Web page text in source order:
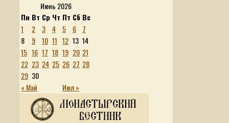
Июнь 2026
Пн Вт Ср Чт Пт Сб Вс
« Май Июл »
1 2 3 4 5 6
7
8
9 10 11 12 13 14
15 16 17 18 19 20 21
22 23 24 25 26 27 28
29 30